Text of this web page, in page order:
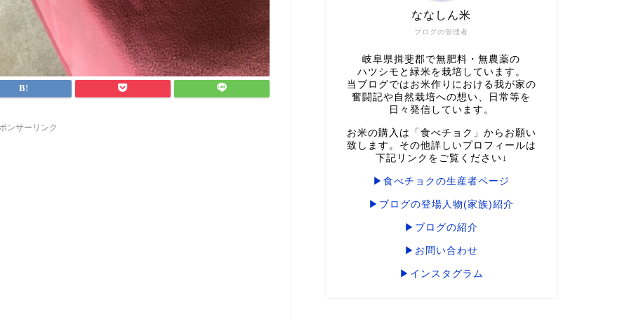
ンサーリンク
ブログの管理者
ななしん米
岐阜県揖斐郡で無肥料・無農薬の
ハツシモと緑米を栽培しています。
当ブログではお米作りにおける我が家の
奮闘記や自然栽培への想い、日常等を
日々発信しています。
お米の購入は「食べチョク」からお願い
致します。その他詳しいプロフィールは
下記リンクをご覧ください↓
▶食べチョクの生産者ページ
▶ブログの登場人物(家族)紹介
▶ブログの紹介
▶お問い合わせ
▶インスタグラム